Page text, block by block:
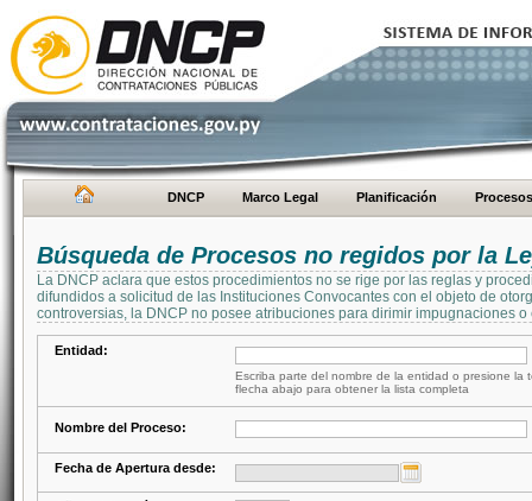
DNCP Marco Legal Planificación Procesos
Búsqueda de Procesos no regidos por la
La DNCP aclara que estos procedimientos no se rige por las reglas y
difundidos a solicitud de las Instituciones Convocantes con el objeto de
controversias, la DNCP no posee atribuciones para dirimir impugnaciones
Entidad:
Escriba parte del nombre de la entidad o presione la
flecha abajo para obtener la lista completa
Nombre del Proceso:
Fecha de Apertura desde: